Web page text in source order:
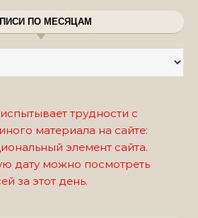
ПО МЕСЯЦАМ
трудности с
материала на сайте:
элемент сайта.
дату можно посмотреть
за этот день.